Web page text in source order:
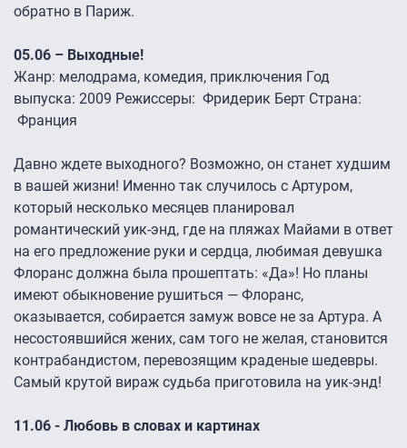
обратно в Париж.
05.06 – Выходные!
Жанр: мелодрама, комедия, приключения Год
выпуска: 2009 Режиссеры: Фридерик Берт Страна:
Франция
Давно ждете выходного? Возможно, он станет худшим
в вашей жизни! Именно так случилось с Артуром,
который несколько месяцев планировал
романтический уик-энд, где на пляжах Майами в ответ
на его предложение руки и сердца, любимая девушка
Флоранс должна была прошептать: «Да»! Но планы
имеют обыкновение рушиться — Флоранс,
оказывается, собирается замуж вовсе не за Артура. А
несостоявшийся жених, сам того не желая, становится
контрабандистом, перевозящим краденые шедевры.
Самый крутой вираж судьба приготовила на уик-энд!
11.06 - Любовь в словах и картинах